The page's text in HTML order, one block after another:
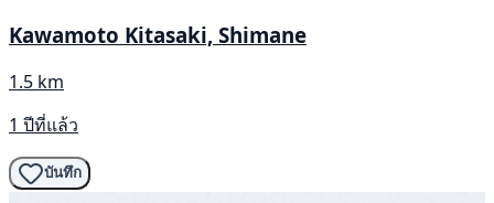
Kawamoto Kitasaki, Shimane
1.5 km
1 ปีที่แล้ว
บันทึก